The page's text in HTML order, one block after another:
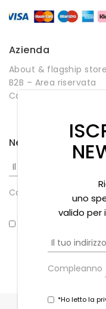
Azienda
About & flagship
B2B – Area riservata
Contatti
Newsletter
Compleanno
uno
valido per
Compleanno
*Ho letto la